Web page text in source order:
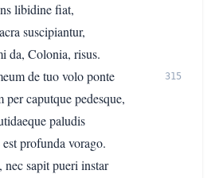
libidine fiat,
suscipiantur,
da, Colonia, risus.
de tuo volo ponte
315
caputque pedesque,
paludis
profunda vorago.
nec sapit pueri instar